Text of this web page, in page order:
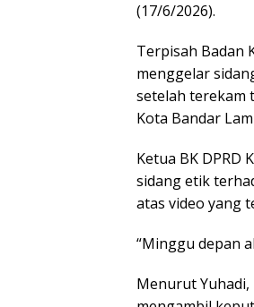
(17/6/2026).
Terpisah Badan
menggelar
setelah terekam
Kota Bandar
Ketua BK DPRD
sidang etik
atas video yang
“Minggu depan
Menurut